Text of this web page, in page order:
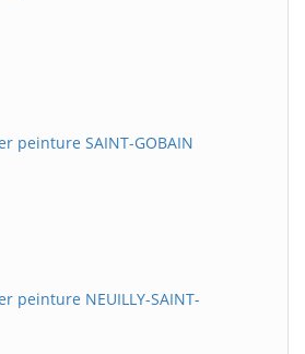
peinture SAINT-GOBAIN
peinture NEUILLY-SAINT-